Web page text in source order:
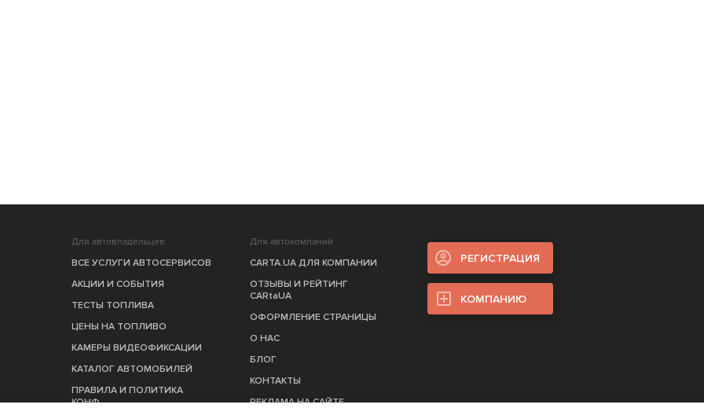
Для автовладельцев
ВСЕ УСЛУГИ АВТОСЕРВИСОВ
АКЦИИ И СОБЫТИЯ
ТЕСТЫ ТОПЛИВА
ЦЕНЫ НА ТОПЛИВО
КАМЕРЫ ВИДЕОФИКСАЦИИ
КАТАЛОГ АВТОМОБИЛЕЙ
ПРАВИЛА И ПОЛИТИКА
КОНФ.
Для автокомпаний
CARTA.UA ДЛЯ КОМПАНИИ
ОТЗЫВЫ И РЕЙТИНГ
CARtaUA
ОФОРМЛЕНИЕ СТРАНИЦЫ
О НАС
БЛОГ
КОНТАКТЫ
РЕКЛАМА НА САЙТЕ
РЕГИСТРАЦИЯ
КОМПАНИЮ